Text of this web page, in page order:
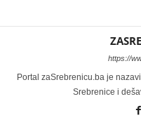
https://
Portal zaSrebrenicu.ba je
Srebrenice i